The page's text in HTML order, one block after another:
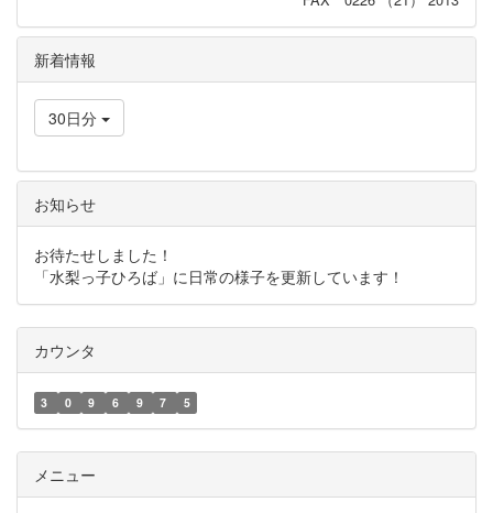
新着情報
30日分
お知らせ
お待たせしました！
「水梨っ子ひろば」に日常の様子を更新しています！
カウンタ
3 0 9 6 9 7 5
メニュー